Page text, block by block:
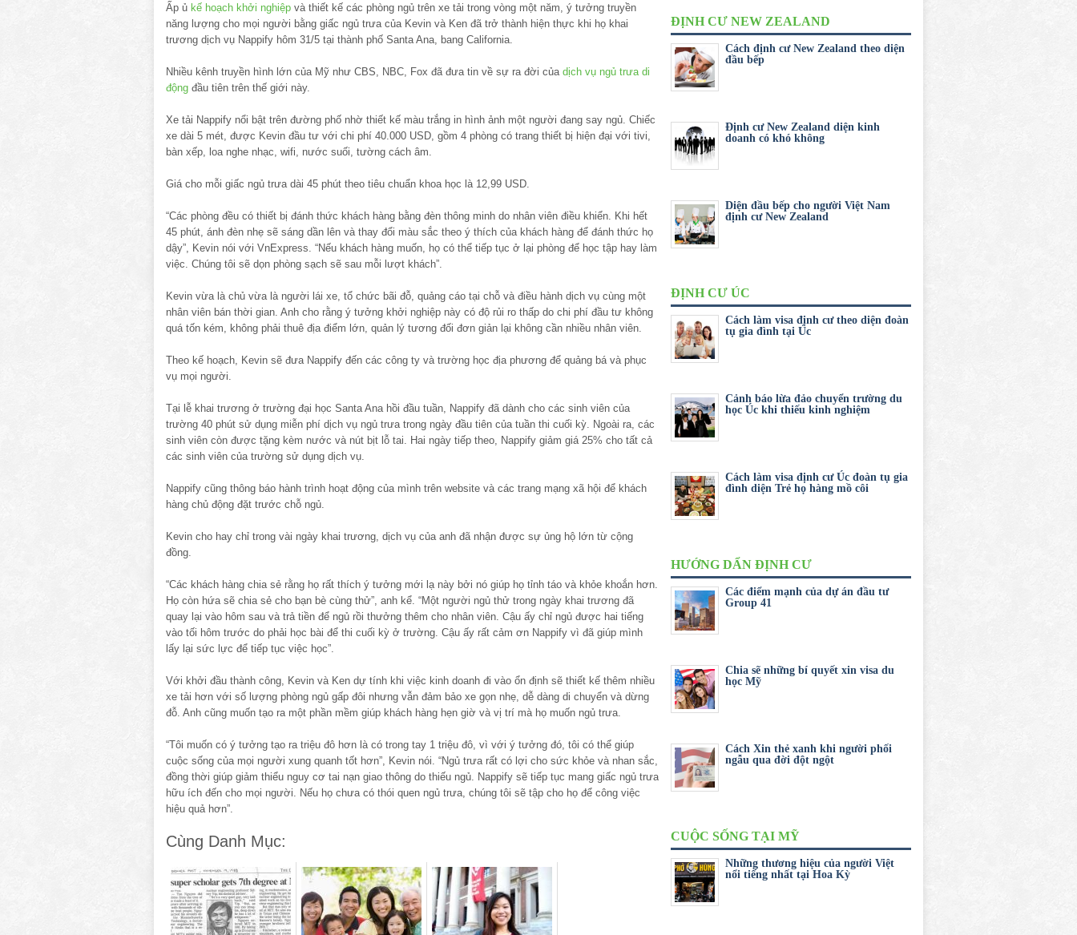
Ấp ủ kế hoạch khởi nghiệp và thiết kế các phòng ngủ trên xe tải trong vòng một năm, ý tưởng truyền
năng lượng cho mọi người bằng giấc ngủ trưa của Kevin và Ken đã trở thành hiện thực khi họ khai
trương dịch vụ Nappify hôm 31/5 tại thành phố Santa Ana, bang California.
Nhiều kênh truyền hình lớn của Mỹ như CBS, NBC, Fox đã đưa tin về sự ra đời của dịch vụ ngủ trưa di
động đầu tiên trên thế giới này.
Xe tải Nappify nổi bật trên đường phố nhờ thiết kế màu trắng in hình ảnh một người đang say ngủ. Chiếc
xe dài 5 mét, được Kevin đầu tư với chi phí 40.000 USD, gồm 4 phòng có trang thiết bị hiện đại với tivi,
bàn xếp, loa nghe nhạc, wifi, nước suối, tường cách âm.
Giá cho mỗi giấc ngủ trưa dài 45 phút theo tiêu chuẩn khoa học là 12,99 USD.
“Các phòng đều có thiết bị đánh thức khách hàng bằng đèn thông minh do nhân viên điều khiển. Khi hết
45 phút, ánh đèn nhẹ sẽ sáng dần lên và thay đổi màu sắc theo ý thích của khách hàng để đánh thức họ
dậy”, Kevin nói với VnExpress. “Nếu khách hàng muốn, họ có thể tiếp tục ở lại phòng để học tập hay làm
việc. Chúng tôi sẽ dọn phòng sạch sẽ sau mỗi lượt khách”.
Kevin vừa là chủ vừa là người lái xe, tổ chức bãi đỗ, quảng cáo tại chỗ và điều hành dịch vụ cùng một
nhân viên bán thời gian. Anh cho rằng ý tưởng khởi nghiệp này có độ rủi ro thấp do chi phí đầu tư không
quá tốn kém, không phải thuê địa điểm lớn, quản lý tương đối đơn giản lại không cần nhiều nhân viên.
Theo kế hoạch, Kevin sẽ đưa Nappify đến các công ty và trường học địa phương để quảng bá và phục
vụ mọi người.
Tại lễ khai trương ở trường đại học Santa Ana hồi đầu tuần, Nappify đã dành cho các sinh viên của
trường 40 phút sử dụng miễn phí dịch vụ ngủ trưa trong ngày đầu tiên của tuần thi cuối kỳ. Ngoài ra, các
sinh viên còn được tặng kèm nước và nút bịt lỗ tai. Hai ngày tiếp theo, Nappify giảm giá 25% cho tất cả
các sinh viên của trường sử dụng dịch vụ.
Nappify cũng thông báo hành trình hoạt động của mình trên website và các trang mạng xã hội để khách
hàng chủ động đặt trước chỗ ngủ.
Kevin cho hay chỉ trong vài ngày khai trương, dịch vụ của anh đã nhận được sự ủng hộ lớn từ cộng
đồng.
“Các khách hàng chia sẻ rằng họ rất thích ý tưởng mới lạ này bởi nó giúp họ tỉnh táo và khỏe khoắn hơn.
Họ còn hứa sẽ chia sẻ cho bạn bè cùng thử”, anh kể. “Một người ngủ thử trong ngày khai trương đã
quay lại vào hôm sau và trả tiền để ngủ rồi thưởng thêm cho nhân viên. Cậu ấy chỉ ngủ được hai tiếng
vào tối hôm trước do phải học bài để thi cuối kỳ ở trường. Cậu ấy rất cảm ơn Nappify vì đã giúp mình
lấy lại sức lực để tiếp tục việc học”.
Với khởi đầu thành công, Kevin và Ken dự tính khi việc kinh doanh đi vào ổn định sẽ thiết kế thêm nhiều
xe tải hơn với số lượng phòng ngủ gấp đôi nhưng vẫn đảm bảo xe gọn nhẹ, dễ dàng di chuyển và dừng
đỗ. Anh cũng muốn tạo ra một phần mềm giúp khách hàng hẹn giờ và vị trí mà họ muốn ngủ trưa.
“Tôi muốn có ý tưởng tạo ra triệu đô hơn là có trong tay 1 triệu đô, vì với ý tưởng đó, tôi có thể giúp
cuộc sống của mọi người xung quanh tốt hơn”, Kevin nói. “Ngủ trưa rất có lợi cho sức khỏe và nhan sắc,
đồng thời giúp giảm thiểu nguy cơ tai nạn giao thông do thiếu ngủ. Nappify sẽ tiếp tục mang giấc ngủ trưa
hữu ích đến cho mọi người. Nếu họ chưa có thói quen ngủ trưa, chúng tôi sẽ tập cho họ để công việc
hiệu quả hơn”.
Cùng Danh Mục:
ĐỊNH CƯ NEW ZEALAND
Cách định cư New Zealand theo diện
đầu bếp
Định cư New Zealand diện kinh
doanh có khó không
Diện đầu bếp cho người Việt Nam
định cư New Zealand
ĐỊNH CƯ ÚC
Cách làm visa định cư theo diện đoàn
tụ gia đình tại Úc
Cảnh báo lừa đảo chuyển trường du
học Úc khi thiếu kinh nghiệm
Cách làm visa định cư Úc đoàn tụ gia
đình diện Trẻ họ hàng mồ côi
HƯỚNG DẨN ĐỊNH CƯ
Các điểm mạnh của dự án đầu tư
Group 41
Chia sẽ những bí quyết xin visa du
học Mỹ
Cách Xin thẻ xanh khi người phối
ngẫu qua đời đột ngột
CUỘC SỐNG TẠI MỸ
Những thương hiệu của người Việt
nổi tiếng nhất tại Hoa Kỳ